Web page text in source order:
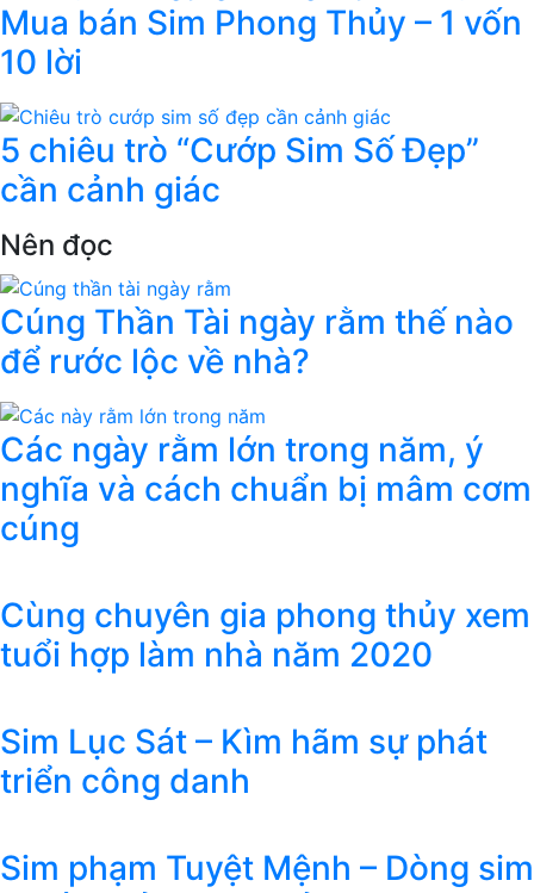
Mua bán Sim Phong Thủy – 1 vốn
10 lời
5 chiêu trò “Cướp Sim Số Đẹp”
cần cảnh giác
Nên đọc
Cúng Thần Tài ngày rằm thế nào
để rước lộc về nhà?
Các ngày rằm lớn trong năm, ý
nghĩa và cách chuẩn bị mâm cơm
cúng
Cùng chuyên gia phong thủy xem
tuổi hợp làm nhà năm 2020
Sim Lục Sát – Kìm hãm sự phát
triển công danh
Sim phạm Tuyệt Mệnh – Dòng sim